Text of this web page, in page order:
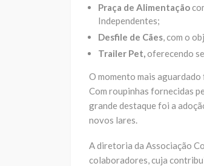
Praça de Alimentação
Independentes;
Desfile de Cães, com o
Trailer Pet,oferecendo
O momento mais
Com roupinhas fornecidas
grande destaque foi a
novos lares.
A diretoria da Associação
colaboradores, cuja